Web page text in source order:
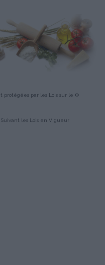
protégées par les Lois sur le ©
les Lois en Vigueur